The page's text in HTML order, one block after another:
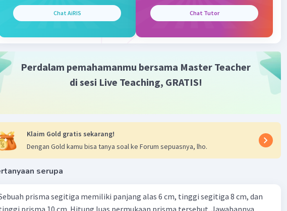
Balas
Chat AiRIS Chat Tutor
Perdalam pemahamanmu bersama Master Teacher
di sesi Live Teaching, GRATIS!
Klaim Gold gratis sekarang!
Dengan Gold kamu bisa tanya soal ke Forum sepuasnya, lho.
serupa
prisma segitiga memiliki panjang alas 6 cm, tinggi segitiga 8 cm, dan
prisma 10 cm. Hitung luas permukaan prisma tersebut. Jawabannya